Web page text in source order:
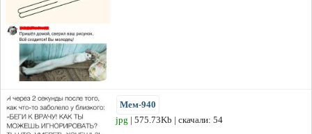
Мем-940
jpg | 575.73Kb | скачали: 54